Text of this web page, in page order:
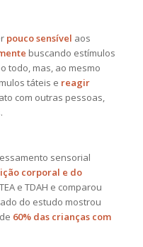
pouco sensível aos
buscando estímulos
todo, mas, ao mesmo
táteis e reagir
com outras pessoas,
sensorial
corporal e do
e TDAH e comparou
do estudo mostrou
60% das crianças com